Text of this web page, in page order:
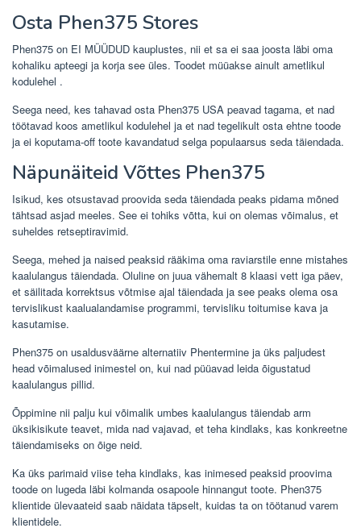
Osta Phen375 Stores
Phen375 on EI MÜÜDUD kauplustes, nii et sa ei saa joosta läbi oma
kohaliku apteegi ja korja see üles. Toodet müüakse ainult ametlikul
kodulehel .
Seega need, kes tahavad osta Phen375 USA peavad tagama, et nad
töötavad koos ametlikul kodulehel ja et nad tegelikult osta ehtne toode
ja ei koputama-off toote kavandatud selga populaarsus seda täiendada.
Näpunäiteid Võttes Phen375
Isikud, kes otsustavad proovida seda täiendada peaks pidama mõned
tähtsad asjad meeles. See ei tohiks võtta, kui on olemas võimalus, et
suheldes retseptiravimid.
Seega, mehed ja naised peaksid rääkima oma raviarstile enne mistahes
kaalulangus täiendada. Oluline on juua vähemalt 8 klaasi vett iga päev,
et säilitada korrektsus võtmise ajal täiendada ja see peaks olema osa
tervislikust kaalualandamise programmi, tervisliku toitumise kava ja
kasutamise.
Phen375 on usaldusväärne alternatiiv Phentermine ja üks paljudest
head võimalused inimestel on, kui nad püüavad leida õigustatud
kaalulangus pillid.
Õppimine nii palju kui võimalik umbes kaalulangus täiendab arm
üksikisikute teavet, mida nad vajavad, et teha kindlaks, kas konkreetne
täiendamiseks on õige neid.
Ka üks parimaid viise teha kindlaks, kas inimesed peaksid proovima
toode on lugeda läbi kolmanda osapoole hinnangut toote. Phen375
klientide ülevaateid saab näidata täpselt, kuidas ta on töötanud varem
klientidele.